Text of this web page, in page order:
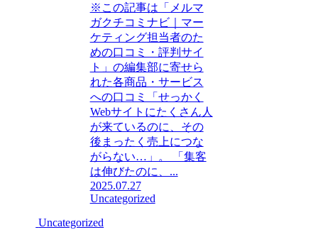
※この記事は「メルマ
ガクチコミナビ｜マー
ケティング担当者のた
めの口コミ・評判サイ
ト」の編集部に寄せら
れた各商品・サービス
への口コミ「せっかく
Webサイトにたくさん人
が来ているのに、その
後まったく売上につな
がらない…」。 「集客
は伸びたのに、...
2025.07.27
Uncategorized
Uncategorized